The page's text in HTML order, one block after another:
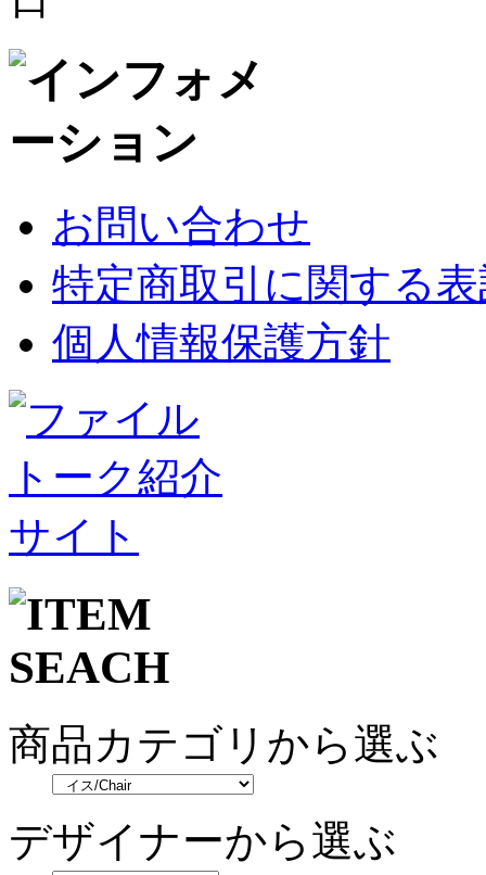
お問い合わせ
特定商取引に関する
個人情報保護方針
商品カテゴリから選ぶ
デザイナーから選ぶ